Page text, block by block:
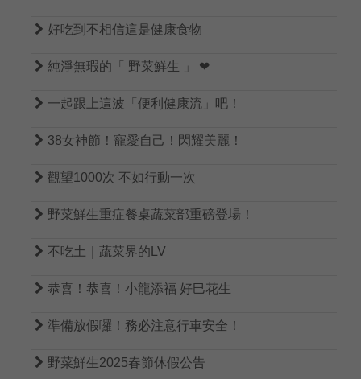
 好吃到不相信這是健康食物
 純淨無瑕的「 野菜鮮生 」 ❤
 一起跟上這波「便利健康流」吧！
 38女神節！寵愛自己！閃耀美麗！
 觀望1000次 不如行動一次
 野菜鮮生重症餐桌蔬菜部重磅登場！
 不吃土｜蔬菜界的LV
 恭喜！恭喜！小龍添福 好巳花生
 準備放假囉！務必注意行車安全！
 野菜鮮生2025春節休假公告